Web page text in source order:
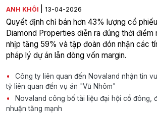
ANH KHÔI 13-04-2026
Quyết định chỉ bán hơn 43% lượng cổ
Diamond Properties diễn ra đúng thời điểm
nhịp tăng 59% và tập đoàn đón nhận các
pháp lý dự án lẫn dòng vốn margin.
Công ty liên quan đến Novaland nhận tin
tỷ liên quan đến vụ án "Vũ Nhôm"
Novaland công bố tài liệu đại hội cổ đông,
nhuận tăng mạnh